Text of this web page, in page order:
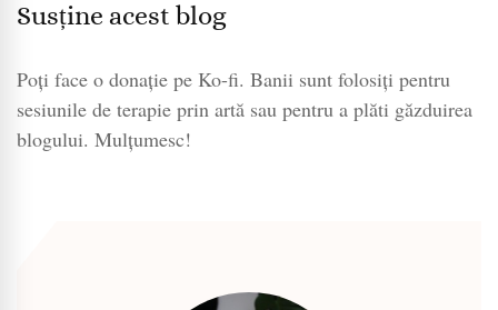
Susține acest blog
Poți face o donație pe Ko-fi. Banii sunt folosiți pentru
sesiunile de terapie prin artă sau pentru a plăti găzduirea
blogului. Mulțumesc!